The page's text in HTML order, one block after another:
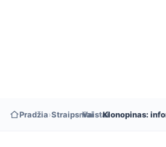
Pradžia›Straipsniai
›Vaistai
›